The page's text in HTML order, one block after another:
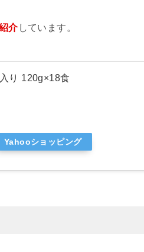
介しています。
り 120g×18食
Yahooショッピング